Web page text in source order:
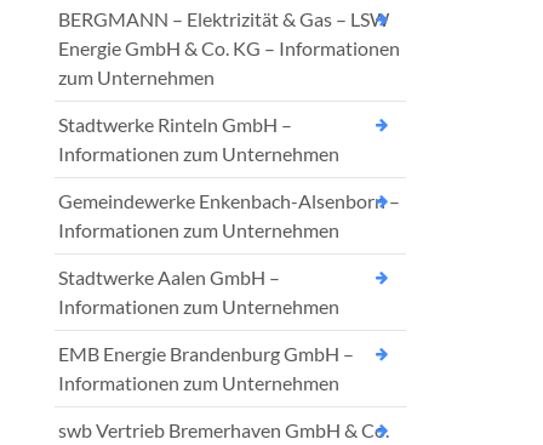
BERGMANN – Elektrizität & Gas – LSW
Energie GmbH & Co. KG – Informationen
zum Unternehmen
Stadtwerke Rinteln GmbH –
Informationen zum Unternehmen
Gemeindewerke Enkenbach-Alsenborn –
Informationen zum Unternehmen
Stadtwerke Aalen GmbH –
Informationen zum Unternehmen
EMB Energie Brandenburg GmbH –
Informationen zum Unternehmen
swb Vertrieb Bremerhaven GmbH & Co.